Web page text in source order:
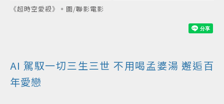
《超時空愛殺》。圖/聯影電影
AI 駕馭一切三生三世 不用喝孟婆湯 邂逅百
年愛戀